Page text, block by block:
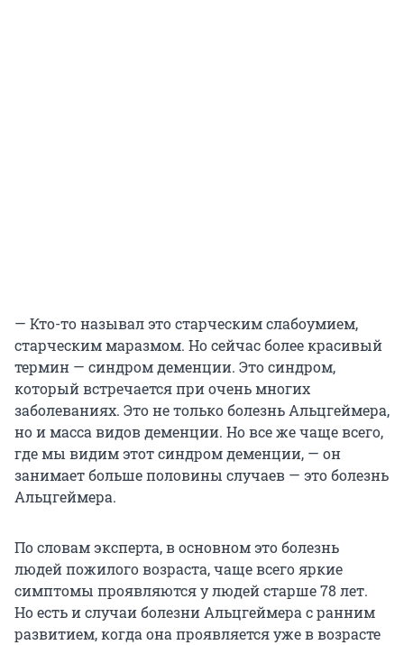
— Кто-то называл это старческим слабоумием,
старческим маразмом. Но сейчас более красивый
термин — синдром деменции. Это синдром,
который встречается при очень многих
заболеваниях. Это не только болезнь Альцгеймера,
но и масса видов деменции. Но все же чаще всего,
где мы видим этот синдром деменции, — он
занимает больше половины случаев — это болезнь
Альцгеймера.
По словам эксперта, в основном это болезнь
людей пожилого возраста, чаще всего яркие
симптомы проявляются у людей старше 78 лет.
Но есть и случаи болезни Альцгеймера с ранним
развитием, когда она проявляется уже в возрасте